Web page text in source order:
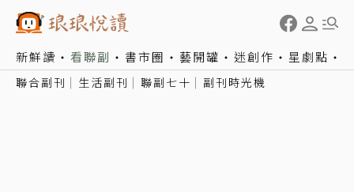
新鮮讀 看聯副 書市圈 藝開罐 迷創作 星劇點
聯合副刊 生活副刊 聯副七十 副刊時光機